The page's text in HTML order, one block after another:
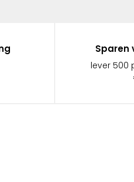
Sparen
lever 500